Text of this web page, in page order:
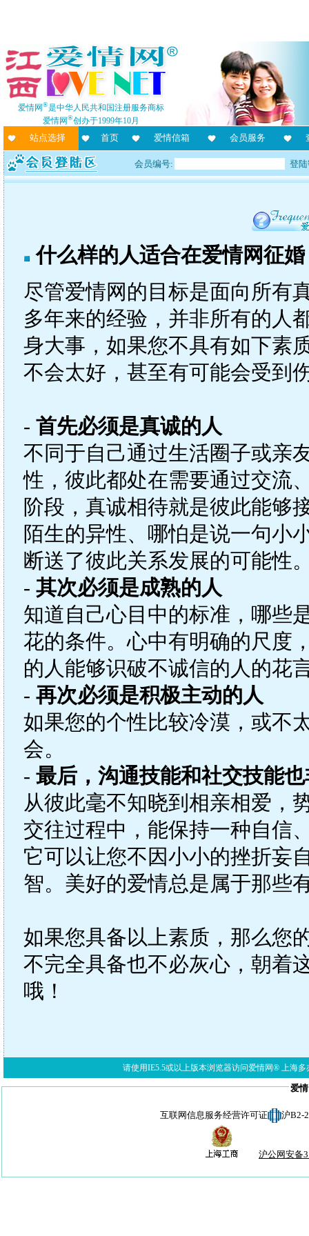
爱情网®是中华人民共和国注册服务商标
爱情网®创办于1999年10月
站点选择 首页 爱情信箱 会员服务
会员编号: 登
什么样的人适合在爱情网征
尽管爱情网的目标是面向所有
多年来的经验，并非所有的人
身大事，如果您不具有如下素
不会太好，甚至有可能会受到
- 首先必须是真诚的人
不同于自己通过生活圈子或亲
性，彼此都处在需要通过交流
阶段，真诚相待就是彼此能够
陌生的异性、哪怕是说一句小
断送了彼此关系发展的可能性
- 其次必须是成熟的人
知道自己心目中的标准，哪些
花的条件。心中有明确的尺度
的人能够识破不诚信的人的花
- 再次必须是积极主动的人
如果您的个性比较冷漠，或不
会。
- 最后，沟通技能和社交技能
从彼此毫不知晓到相亲相爱，
交往过程中，能保持一种自信
它可以让您不因小小的挫折妄
智。美好的爱情总是属于那些
如果您具备以上素质，那么您
不完全具备也不必灰心，朝着
哦！
请使用IE5.5或以上版本浏览器访问爱情网® 上海多
爱
互联网信息服务经营许可证 沪B2-
沪公网安备